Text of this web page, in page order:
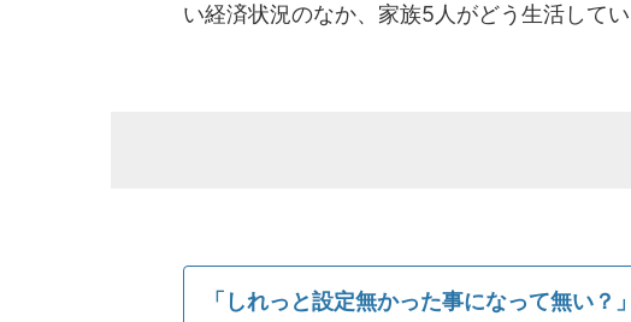
い経済状況のなか、家族5人がどう生活して
「しれっと設定無かった事になって無い？」